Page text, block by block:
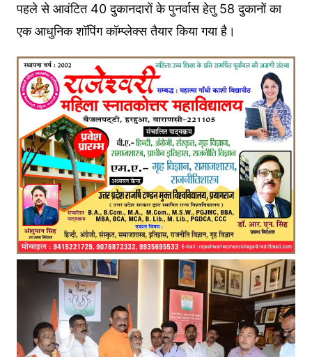
पहले से आवंटित 40 दुकानदारों के पुनर्वास हेतु 58 दुकानों का
एक आधुनिक शॉपिंग कॉम्प्लेक्स तैयार किया गया है।